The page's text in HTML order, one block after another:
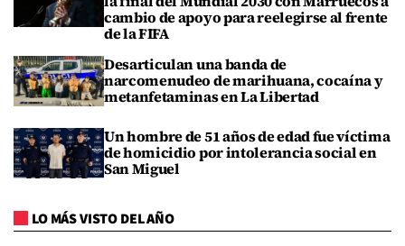
cambio de apoyo para reelegirse al frente
de la FIFA
Desarticulan una banda de
narcomenudeo de marihuana, cocaína y
metanfetaminas en La Libertad
Un hombre de 51 años de edad fue víctima
de homicidio por intolerancia social en
San Miguel
LO MÁS VISTO DEL AÑO